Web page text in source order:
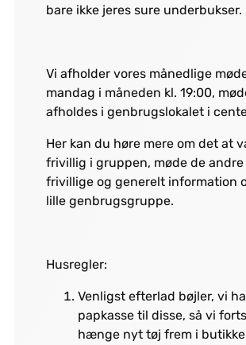
bare ikke jeres sure underbukser.
Vi afholder vores månedlige
mandag i måneden kl. 19:00,
afholdes i genbrugslokalet i
Her kan du høre mere om det at
frivillig i gruppen, møde de andre
frivillige og generelt information
lille genbrugsgruppe.
Husregler:
Venligst efterlad bøjler, vi
papkasse til disse, så vi
hænge nyt tøj frem i